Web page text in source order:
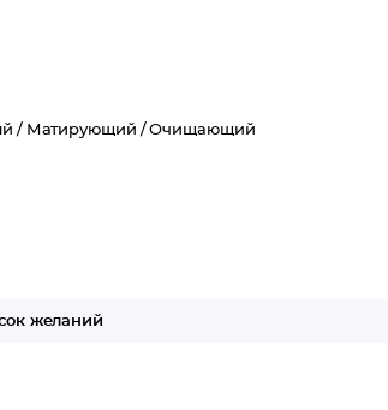
/ Матирующий /Очищающий
желаний